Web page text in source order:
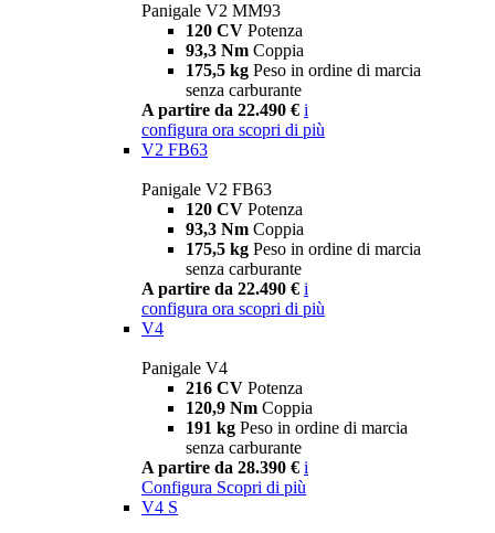
Panigale V2 MM93
120 CV Potenza
93,3 Nm Coppia
175,5 kg Peso in ordine di marcia
senza carburante
A partire da 22.490 € i
configura ora scopri di più
V2 FB63
Panigale V2 FB63
120 CV Potenza
93,3 Nm Coppia
175,5 kg Peso in ordine di marcia
senza carburante
A partire da 22.490 € i
configura ora scopri di più
V4
Panigale V4
216 CV Potenza
120,9 Nm Coppia
191 kg Peso in ordine di marcia
senza carburante
A partire da 28.390 € i
Configura Scopri di più
V4 S